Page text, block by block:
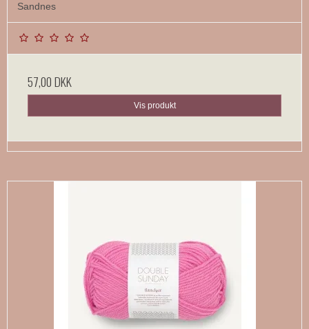
Sandnes
57,00 DKK
Vis produkt